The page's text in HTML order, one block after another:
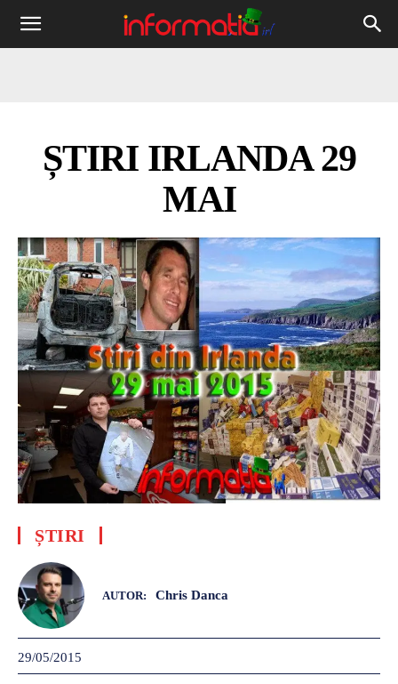
Informația
ȘTIRI IRLANDA 29
MAI
ȘTIRI
AUTOR: Chris Danca
29/05/2015